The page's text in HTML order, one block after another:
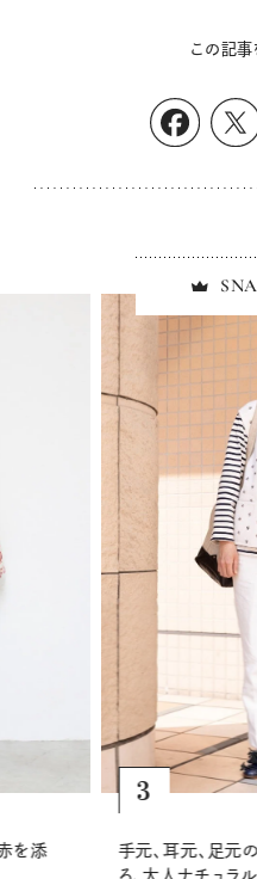
この記事
締め
4
レイヤードを楽し
やディテールで自